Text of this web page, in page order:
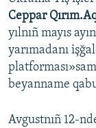
Ceppar
yılnıñ mayıs
yarımadanı
beyanname
Avgustnıñ 12-